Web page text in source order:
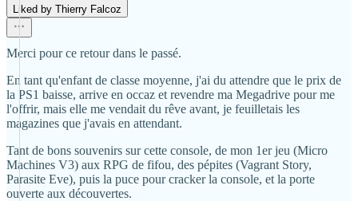
Liked by Thierry Falcoz
Merci pour ce retour dans le passé.
En tant qu'enfant de classe moyenne, j'ai du attendre que le prix de
la PS1 baisse, arrive en occaz et revendre ma Megadrive pour me
l'offrir, mais elle me vendait du rêve avant, je feuilletais les
magazines que j'avais en attendant.
Tant de bons souvenirs sur cette console, de mon 1er jeu (Micro
Machines V3) aux RPG de fifou, des pépites (Vagrant Story,
Parasite Eve), puis la puce pour cracker la console, et la porte
ouverte aux découvertes.